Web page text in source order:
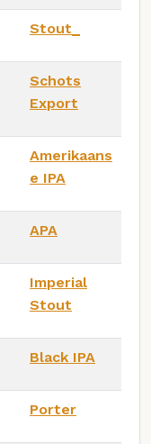
Stout_
Schots
Export
Amerikaans
e IPA
APA
Imperial
Stout
Black IPA
Porter